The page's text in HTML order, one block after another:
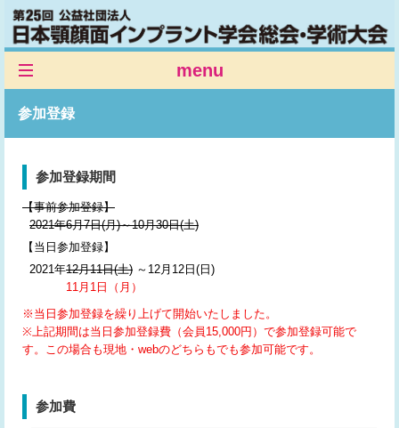
menu
市民公開シンポジウム
開催概要
参加登録
演題登録
参加登録
参加登録期間
【事前参加登録】
2021年6月7日(月)～10月30日(土)
【当日参加登録】
2021年12月11日(土) ～12月12日(日)
11月1日（月）
※当日参加登録を繰り上げて開始いたしました。
※上記期間は当日参加登録費（会員15,000円）で参加登録可能で
す。この場合も現地・webのどちらもでも参加可能です。
参加費